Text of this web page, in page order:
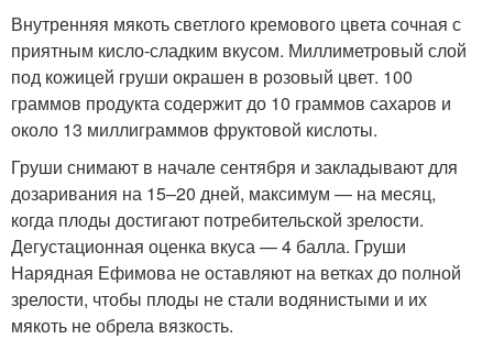
Внутренняя мякоть светлого кремового цвета сочная с
приятным кисло-сладким вкусом. Миллиметровый слой
под кожицей груши окрашен в розовый цвет. 100
граммов продукта содержит до 10 граммов сахаров и
около 13 миллиграммов фруктовой кислоты.
Груши снимают в начале сентября и закладывают для
дозаривания на 15–20 дней, максимум — на месяц,
когда плоды достигают потребительской зрелости.
Дегустационная оценка вкуса — 4 балла. Груши
Нарядная Ефимова не оставляют на ветках до полной
зрелости, чтобы плоды не стали водянистыми и их
мякоть не обрела вязкость.